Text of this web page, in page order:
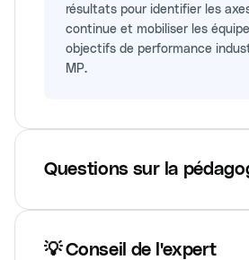
résultats pour identifier les
continue et mobiliser les
objectifs de performance
MP.
Questions sur la
💡 Conseil de l'expert